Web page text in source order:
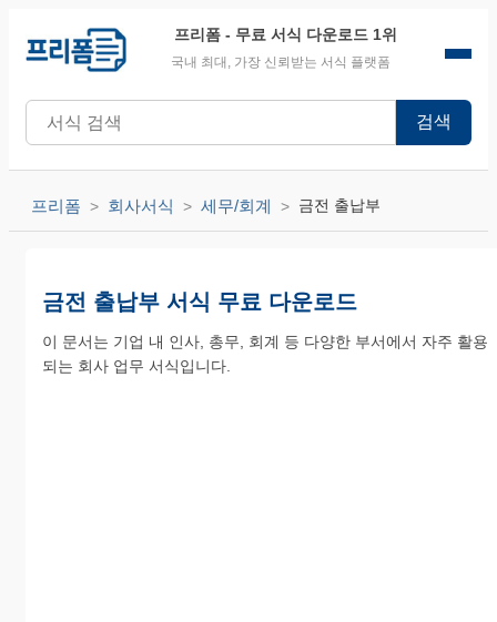
프리폼 - 무료 서식 다운로드 1위
국내 최대, 가장 신뢰받는 서식 플랫폼
검색
프리폼 회사서식 세무/회계 금전 출납부
금전 출납부 서식 무료 다운로드
이 문서는 기업 내 인사, 총무, 회계 등 다양한 부서에서 자주 활용
되는 회사 업무 서식입니다.